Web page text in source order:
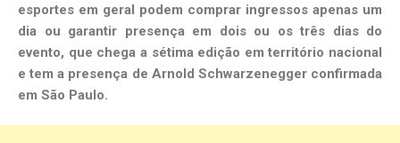
esportes em geral podem comprar ingressos apenas um
dia ou garantir presença em dois ou os três dias do
evento, que chega a sétima edição em território nacional
e tem a presença de Arnold Schwarzenegger confirmada
em São Paulo.